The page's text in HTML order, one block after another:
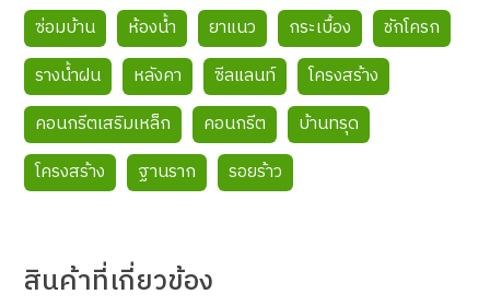
ซ่อมบ้าน
ห้องน้ำ ยาแนว กระเบื้อง
ชักโครก
รางน้ำฝน
หลังคา ซีลแลนท์
โครงสร้าง
คอนกรีตเสริมเหล็ก
คอนกรีต
บ้านทรุด
โครงสร้าง
ฐานราก รอยร้าว
สินค้าที่เกี่ยวข้อง